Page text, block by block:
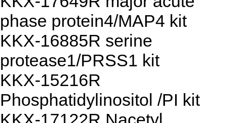
phase protein4/MAP4 kit
KKX-16885R serine
protease1/PRSS1 kit
KKX-15216R
Phosphatidylinositol /PI kit